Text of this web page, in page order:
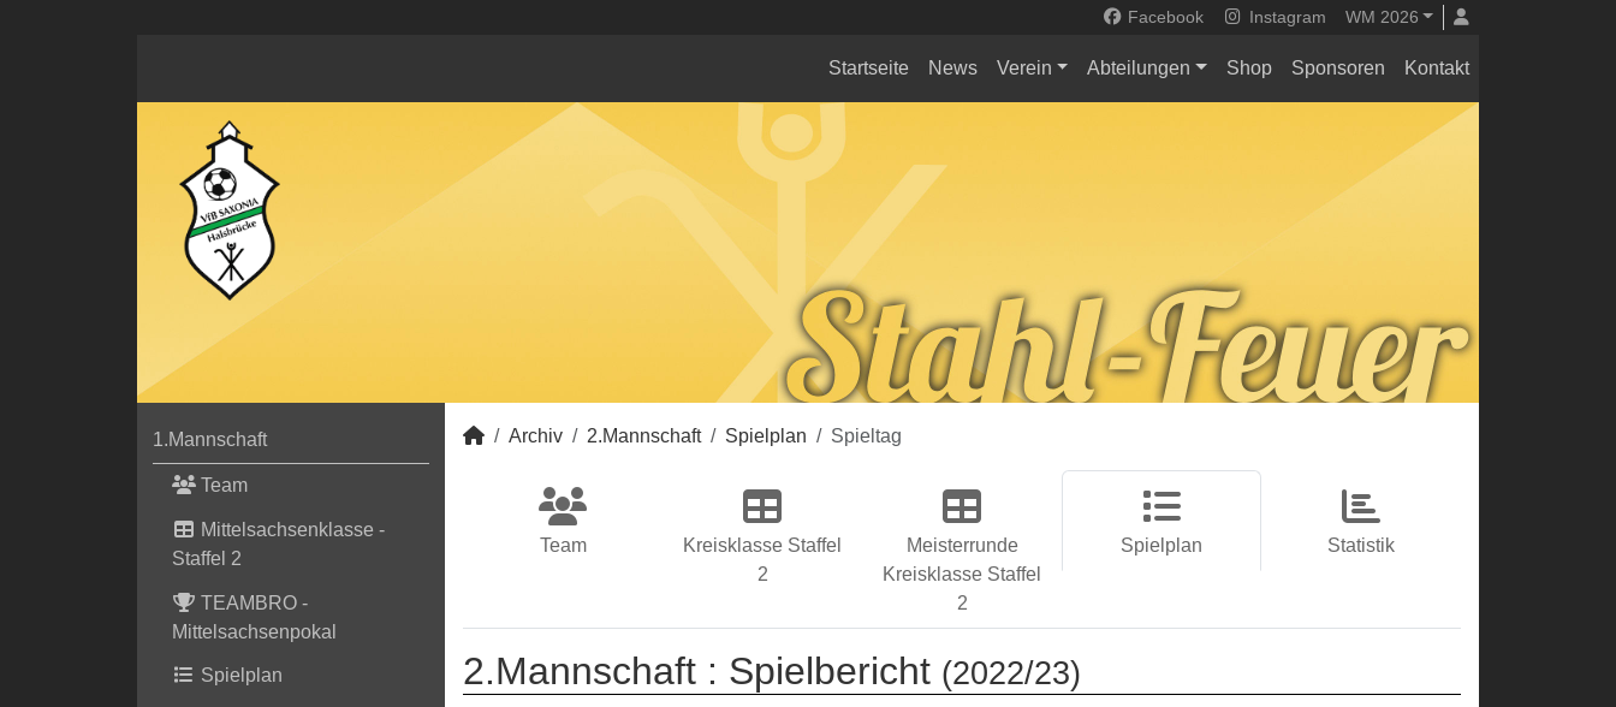
Facebook Instagram WM 2026
Startseite News Verein Abteilungen Shop Sponsoren Kontakt
1.Mannschaft
Team
Mittelsachsenklasse -
Staffel 2
TEAMBRO -
Mittelsachsenpokal
Spielplan
Archiv 2.Mannschaft Spielplan Spieltag
Team
Kreisklasse Staffel
2
Meisterrunde
Kreisklasse Staffel
2
Spielplan Statistik
2.Mannschaft : Spielbericht (2022/23)